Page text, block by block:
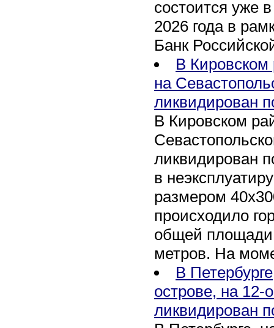
состоится уже
2026 года в
Банк
В Кировском
на
ликвидирован
В Кировском
ликвидирован
в
размером
происходило
общей площади
метров. На
В
острове, на 12-
ликвидирован